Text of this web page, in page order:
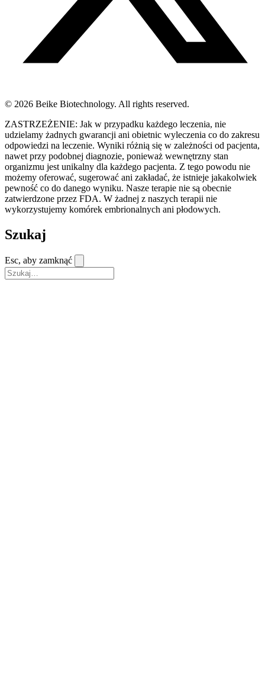
© 2026 Beike Biotechnology. All rights reserved.
ZASTRZEŻENIE: Jak w przypadku każdego leczenia, nie
udzielamy żadnych gwarancji ani obietnic wyleczenia co do zakresu
odpowiedzi na leczenie. Wyniki różnią się w zależności od pacjenta,
nawet przy podobnej diagnozie, ponieważ wewnętrzny stan
organizmu jest unikalny dla każdego pacjenta. Z tego powodu nie
możemy oferować, sugerować ani zakładać, że istnieje jakakolwiek
pewność co do danego wyniku. Nasze terapie nie są obecnie
zatwierdzone przez FDA. W żadnej z naszych terapii nie
wykorzystujemy komórek embrionalnych ani płodowych.
Szukaj
Esc, aby zamknąć